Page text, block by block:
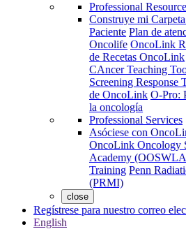
Professional
Construye mi
Paciente Plan de
Oncolife OncoLink
de Recetas OncoLink
CAncer Teaching
Screening Response
de OncoLink O-Pro:
la oncología
Professional Services
Asóciese con
OncoLink Oncology
Academy
Training Penn
(PRMI)
close
Regístrese para nuestro correo
English